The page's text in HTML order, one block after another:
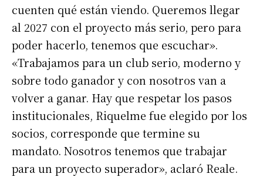
cuenten qué están viendo. Queremos llegar
al 2027 con el proyecto más serio, pero para
poder hacerlo, tenemos que escuchar».
«Trabajamos para un club serio, moderno y
sobre todo ganador y con nosotros van a
volver a ganar. Hay que respetar los pasos
institucionales, Riquelme fue elegido por los
socios, corresponde que termine su
mandato. Nosotros tenemos que trabajar
para un proyecto superador», aclaró Reale.